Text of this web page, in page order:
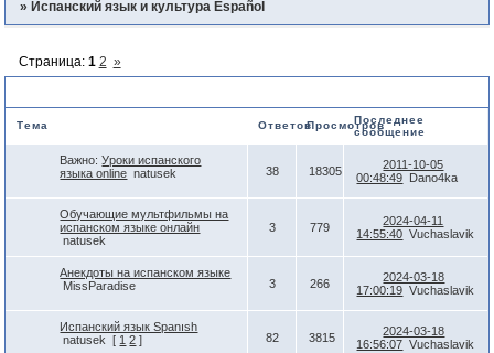
» Испанский язык и культура Español
Страница: 1 2 »
Тема ОтветовПросмотровПоследнее
сообщение
Важно: Уроки испанского
языка online natusek 38 18305
2011-10-05
00:48:49
Dano4ka
Обучающие мультфильмы на
испанском языке онлайн
natusek
3 779
2024-04-11
14:55:40 Vuchaslavik
Анекдоты на испанском языке
MissParadise
3 266
2024-03-18
17:00:19 Vuchaslavik
Испанский язык Spanısh
natusek [ 1 2 ] 82 3815
2024-03-18
16:56:07 Vuchaslavik